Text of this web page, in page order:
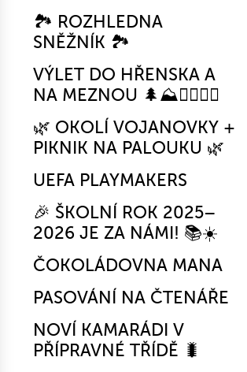
🏞️ ROZHLEDNA
SNĚŽNÍK 🏞️
VÝLET DO HŘENSKA A
NA MEZNOU 🌲⛰️🚶‍♂️🚶‍♀️
🌿 OKOLÍ VOJANOVKY +
PIKNIK NA PALOUKU 🌿
UEFA PLAYMAKERS
🎉 ŠKOLNÍ ROK 2025–
2026 JE ZA NÁMI! 📚☀️
ČOKOLÁDOVNA MANA
PASOVÁNÍ NA ČTENÁŘE
NOVÍ KAMARÁDI V
PŘÍPRAVNÉ TŘÍDĚ 🐛